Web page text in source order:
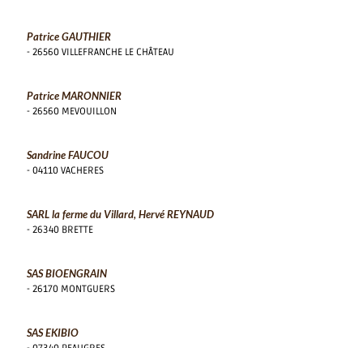
Patrice GAUTHIER
- 26560 VILLEFRANCHE LE CHÂTEAU
Patrice MARONNIER
- 26560 MEVOUILLON
Sandrine FAUCOU
- 04110 VACHERES
SARL la ferme du Villard, Hervé REYNAUD
- 26340 BRETTE
SAS BIOENGRAIN
- 26170 MONTGUERS
SAS EKIBIO